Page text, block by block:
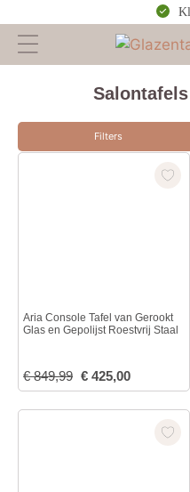
Filters
Aria Console Tafel van Gerookt
Glas en Gepolijst Roestvrij Staal
€849,99 € 425,00